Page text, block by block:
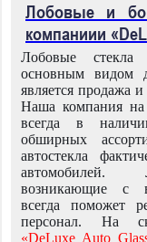
Лобовые и
компаниии
Лобовые
основным видом
является продажа и
Наша компания на
всегда в
обширных
автостекла
возникающие с
всегда поможет
персонал. На
«DeLuxe Auto